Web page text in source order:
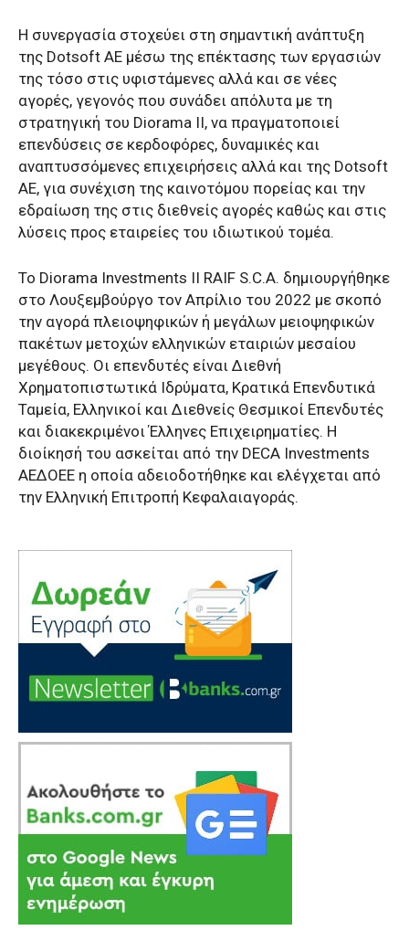
Η συνεργασία στοχεύει στη σημαντική ανάπτυξη
της Dotsoft ΑΕ μέσω της επέκτασης των εργασιών
της τόσο στις υφιστάμενες αλλά και σε νέες
αγορές, γεγονός που συνάδει απόλυτα με τη
στρατηγική του Diorama II, να πραγματοποιεί
επενδύσεις σε κερδοφόρες, δυναμικές και
αναπτυσσόμενες επιχειρήσεις αλλά και της Dotsoft
ΑΕ, για συνέχιση της καινοτόμου πορείας και την
εδραίωση της στις διεθνείς αγορές καθώς και στις
λύσεις προς εταιρείες του ιδιωτικού τομέα.
Το Diorama Investments II RAIF S.C.A. δημιουργήθηκε
στο Λουξεμβούργο τον Απρίλιο του 2022 με σκοπό
την αγορά πλειοψηφικών ή μεγάλων μειοψηφικών
πακέτων μετοχών ελληνικών εταιριών μεσαίου
μεγέθους. Οι επενδυτές είναι Διεθνή
Χρηματοπιστωτικά Ιδρύματα, Κρατικά Επενδυτικά
Ταμεία, Ελληνικοί και Διεθνείς Θεσμικοί Επενδυτές
και διακεκριμένοι Έλληνες Επιχειρηματίες. Η
διοίκησή του ασκείται από την DECA Investments
ΑΕΔΟΕΕ η οποία αδειοδοτήθηκε και ελέγχεται από
την Ελληνική Επιτροπή Κεφαλαιαγοράς.